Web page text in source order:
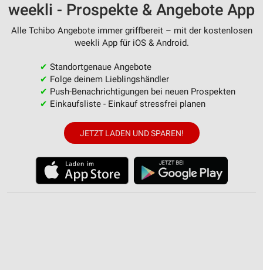
weekli - Prospekte & Angebote App
Alle Tchibo Angebote immer griffbereit – mit der kostenlosen
weekli App für iOS & Android.
✔ Standortgenaue Angebote
✔ Folge deinem Lieblingshändler
✔ Push-Benachrichtigungen bei neuen Prospekten
✔ Einkaufsliste - Einkauf stressfrei planen
JETZT LADEN UND SPAREN!